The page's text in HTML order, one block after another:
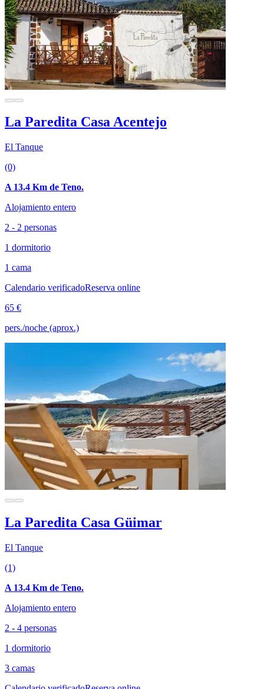
La Paredita Casa Acentejo
El Tanque
(0)
A 13.4 Km de Teno.
Alojamiento entero
2 - 2 personas
1 dormitorio
1 cama
Calendario verificadoReserva online
65 €
pers./noche (aprox.)
La Paredita Casa Güimar
El Tanque
(1)
A 13.4 Km de Teno.
Alojamiento entero
2 - 4 personas
1 dormitorio
3 camas